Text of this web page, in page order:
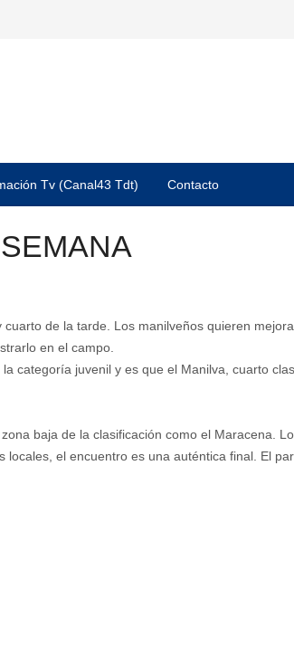
Tv (Canal43 Tdt) Contacto
de la tarde. Los manilveños quieren
en el campo.
categoría juvenil y es que el Manilva, cuarto
baja de la clasificación como el Maracena.
el encuentro es una auténtica final. El